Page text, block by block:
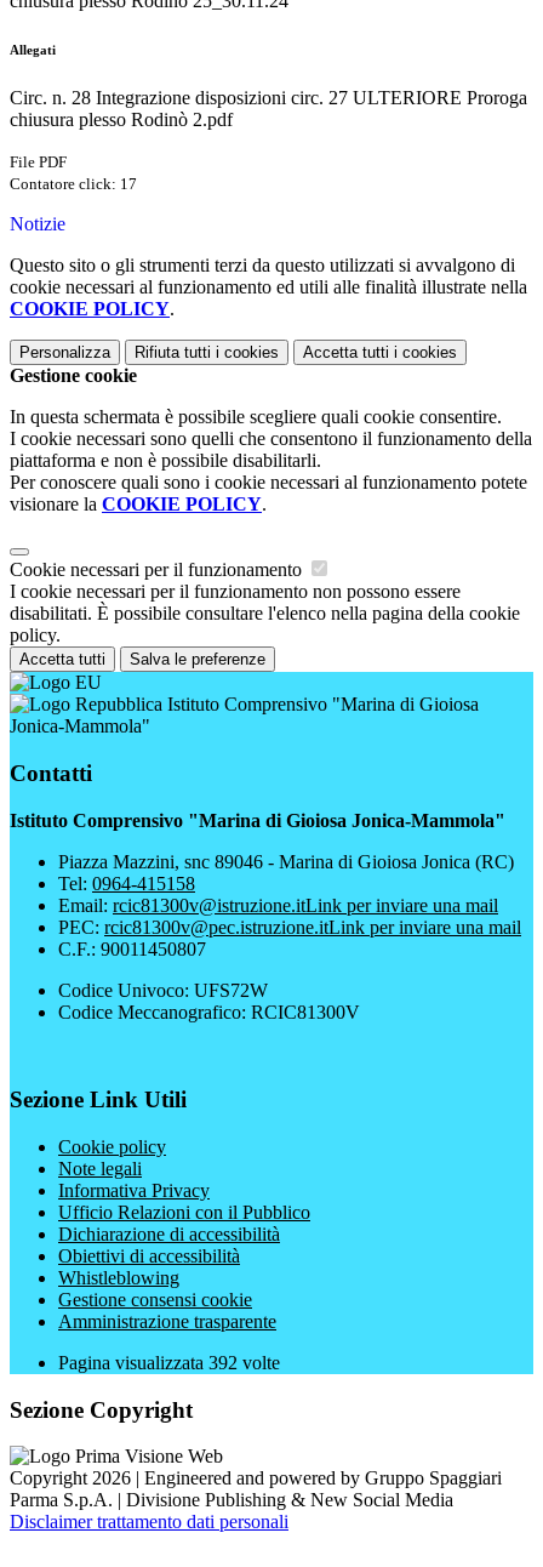
Allegati
Circ. n. 28 Integrazione disposizioni circ. 27 ULTERIORE Proroga
chiusura plesso Rodinò 2.pdf
File PDF
Contatore click: 17
Notizie
Questo sito o gli strumenti terzi da questo utilizzati si avvalgono di
cookie necessari al funzionamento ed utili alle finalità illustrate nella
COOKIE POLICY.
Personalizza Rifiuta tutti i cookies Accetta tutti i cookies
Gestione cookie
In questa schermata è possibile scegliere quali cookie consentire.
I cookie necessari sono quelli che consentono il funzionamento della
piattaforma e non è possibile disabilitarli.
Per conoscere quali sono i cookie necessari al funzionamento potete
visionare la COOKIE POLICY.
Cookie necessari per il funzionamento
I cookie necessari per il funzionamento non possono essere
disabilitati. È possibile consultare l'elenco nella pagina della cookie
policy.
Accetta tutti Salva le preferenze
Istituto Comprensivo "Marina di Gioiosa
Jonica-Mammola"
Contatti
Istituto Comprensivo "Marina di Gioiosa Jonica-Mammola"
Piazza Mazzini, snc 89046 - Marina di Gioiosa Jonica (RC)
Tel: 0964-415158
Email: rcic81300v@istruzione.itLink per inviare una mail
PEC: rcic81300v@pec.istruzione.itLink per inviare una mail
C.F.: 90011450807
Codice Univoco: UFS72W
Codice Meccanografico: RCIC81300V
Sezione Link Utili
Cookie policy
Note legali
Informativa Privacy
Ufficio Relazioni con il Pubblico
Dichiarazione di accessibilità
Obiettivi di accessibilità
Whistleblowing
Gestione consensi cookie
Amministrazione trasparente
Pagina visualizzata 392 volte
Sezione Copyright
Copyright 2026 | Engineered and powered by Gruppo Spaggiari
Parma S.p.A. | Divisione Publishing & New Social Media
Disclaimer trattamento dati personali